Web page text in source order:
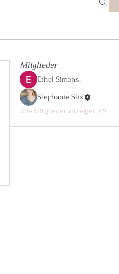
Mitglieder
Ethel Simons.
Stephanie Stix
Alle Mitglieder anzeigen (2)